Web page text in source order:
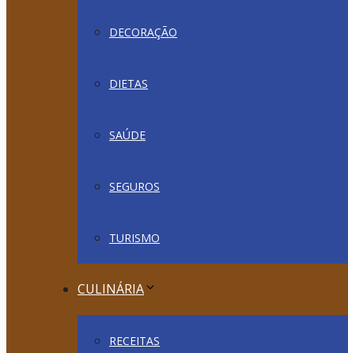
DECORAÇÃO
DIETAS
SAÚDE
SEGUROS
TURISMO
CULINÁRIA
RECEITAS